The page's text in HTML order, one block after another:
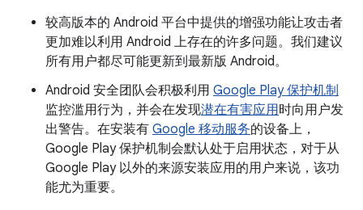
较高版本的 Android 平台中提供的增强功能让攻击者
更加难以利用 Android 上存在的许多问题。我们建议
所有用户都尽可能更新到最新版 Android。
Android 安全团队会积极利用 Google Play 保护机制
监控滥用行为，并会在发现潜在有害应用时向用户发
出警告。在安装有 Google 移动服务的设备上，
Google Play 保护机制会默认处于启用状态，对于从
Google Play 以外的来源安装应用的用户来说，该功
能尤为重要。